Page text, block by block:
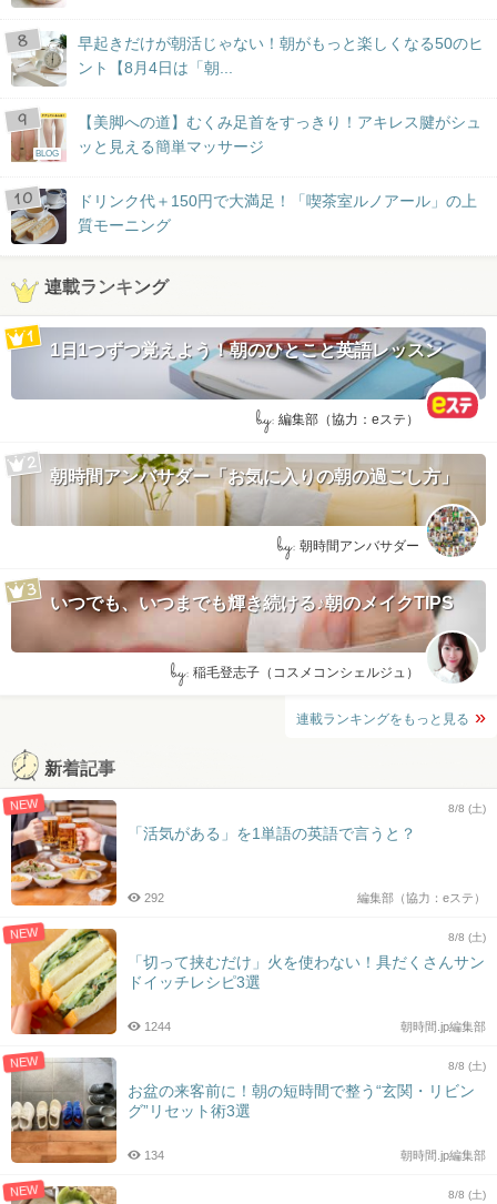
早起きだけが朝活じゃない！朝がもっと楽しくなる50のヒ
ント【8月4日は「朝...
BLOG
【美脚への道】むくみ足首をすっきり！アキレス腱がシュ
ッと見える簡単マッサージ
ドリンク代＋150円で大満足！「喫茶室ルノアール」の上
質モーニング
連載ランキング
1日1つずつ覚えよう！朝のひとこと英語レッスン
by: 編集部（協力：eステ）
朝時間アンバサダー「お気に入りの朝の過ごし方」
by: 朝時間アンバサダー
いつでも、いつまでも輝き続ける♪朝のメイクTIPS
by: 稲毛登志子（コスメコンシェルジュ）
連載ランキングをもっと見る
新着記事
NEW 8/8 (土)
「活気がある」を1単語の英語で言うと？
編集部（協力：eステ）
292
NEW 8/8 (土)
「切って挟むだけ」火を使わない！具だくさんサン
ドイッチレシピ3選
朝時間.jp編集部
1244
NEW 8/8 (土)
お盆の来客前に！朝の短時間で整う“玄関・リビン
グ”リセット術3選
朝時間.jp編集部
134
NEW 8/8 (土)